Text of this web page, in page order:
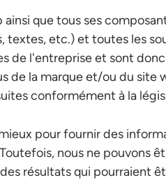
que tous ses
etc.) et toutes les
de l'entreprise et sont
de la marque et/ou du site
conformément à la
pour fournir des
nous ne pouvons
résultats qui pourraient